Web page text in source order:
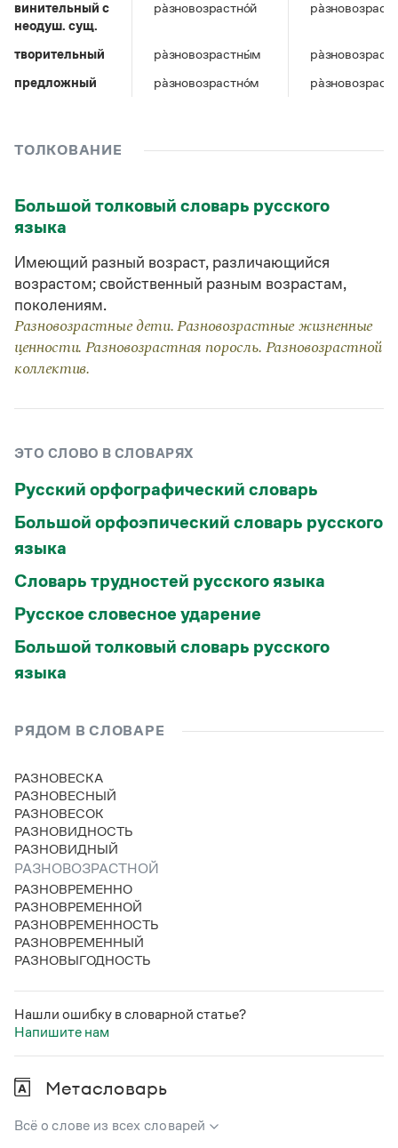
Словари русского языка как государственного
Справочники
для школьников
Словарь-справочник трудностей
Справочник по фразеологии
Словарь-справочник непростые слова
Все справочники портала
Журнал
Статьи
Лекции и подкасты
Учебник Грамоты
Правила русского языка: от азов до тонкостей
Интерактивные упражнения: от простого к сложному
Скороговорки
Словари
Все книги
Управление в русском языке
Словарь русских имён
Словарь методических терминов
Правила русской орфографии и пунктуации
(1956)
винительный c
неодуш. сущ.
ра̀зновозрастно́й
творительный ра̀зновозрастны́м
предложный
ра̀зновозрастно́м
ТОЛКОВАНИЕ
Большой толковый словарь русского
языка
Имеющий разный возраст, различающийся
возрастом; свойственный разным возрастам,
поколениям.
Разновозрастные дети. Разновозрастные жизненные
ценности. Разновозрастная поросль. Разновозрастной
коллектив.
ЭТО СЛОВО В СЛОВАРЯХ
Русский орфографический словарь
Большой орфоэпический словарь русского
языка
Словарь трудностей русского языка
Русское словесное ударение
Большой толковый словарь русского
языка
РЯДОМ В СЛОВАРЕ
РАЗНОВЕСКА
РАЗНОВЕСНЫЙ
РАЗНОВЕСОК
РАЗНОВИДНОСТЬ
РАЗНОВИДНЫЙ
РАЗНОВОЗРАСТНОЙ
РАЗНОВРЕМЕННО
РАЗНОВРЕМЕННОЙ
РАЗНОВРЕМЕННОСТЬ
РАЗНОВРЕМЕННЫЙ
РАЗНОВЫГОДНОСТЬ
Нашли ошибку в словарной статье?
Напишите нам
Метасловарь
Всё о слове из всех словарей